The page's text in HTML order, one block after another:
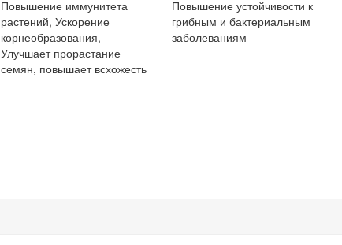
Повышение иммунитета
растений, Ускорение
корнеобразования,
Улучшает прорастание
семян, повышает всхожесть
Повышение устойчивости к
грибным и бактериальным
заболеваниям